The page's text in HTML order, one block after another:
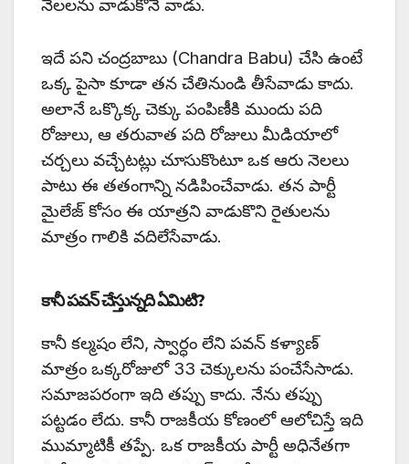
నెలలను వాడుకొనే వాడు.
ఇదే పని చంద్రబాబు (Chandra Babu) చేసి ఉంటే
ఒక్క పైసా కూడా తన చేతినుండి తీసేవాడు కాదు.
అలానే ఒక్కొక్క చెక్కు పంపిణీకి ముందు పది
రోజులు, ఆ తరువాత పది రోజులు మీడియాలో
చర్చలు వచ్చేటట్లు చూసుకొంటూ ఒక ఆరు నెలలు
పాటు ఈ తతంగాన్ని నడిపించేవాడు. తన పార్టీ
మైలేజ్ కోసం ఈ యాత్రని వాడుకొని రైతులను
మాత్రం గాలికి వదిలేసేవాడు.
కానీ పవన్ చేస్తున్నది ఏమిటి?
కానీ కల్మషం లేని, స్వార్ధం లేని పవన్ కళ్యాణ్
మాత్రం ఒక్కరోజులో 33 చెక్కులను పంచేసేసాడు.
సమాజపరంగా ఇది తప్పు కాదు. నేను తప్పు
పట్టడం లేదు. కానీ రాజకీయ కోణంలో ఆలోచిస్తే ఇది
ముమ్మాటికీ తప్పే. ఒక రాజకీయ పార్టీ అధినేతగా